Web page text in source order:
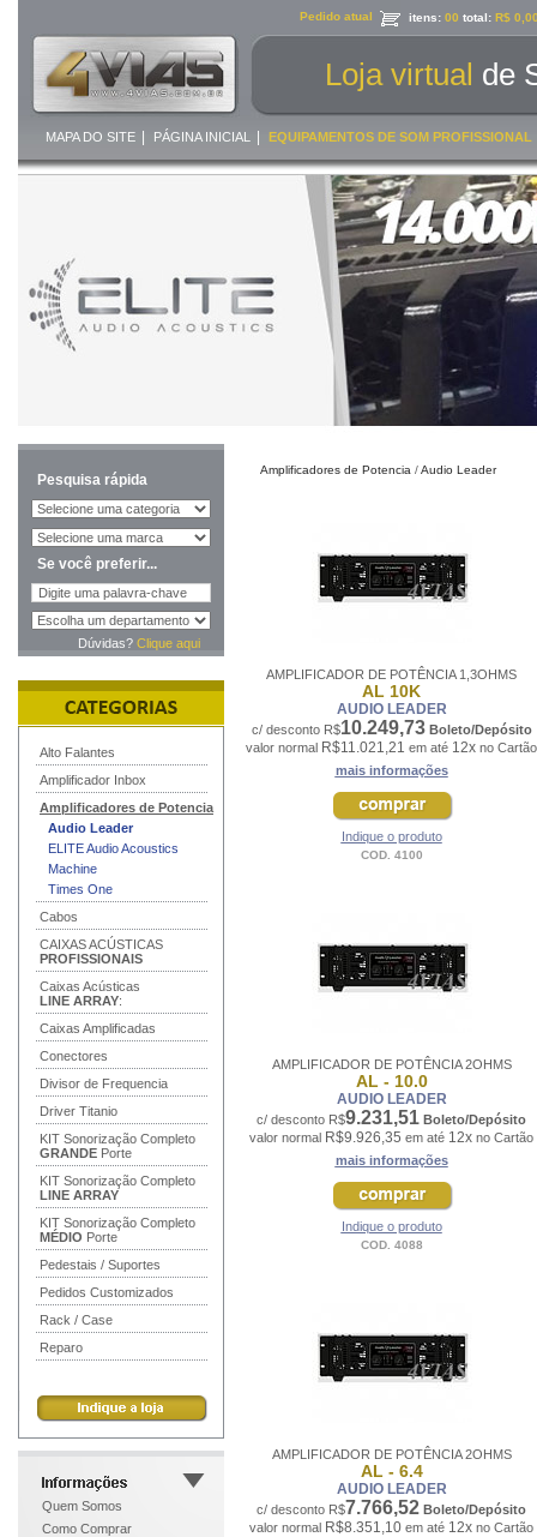
Pedido atual itens: 00 total: R$
Loja virtual de
MAPA DO SITE PÁGINA INICIAL EQUIPAMENTOS DE SOM PROFISSIONAL
Pesquisa rápida
Se você preferir...
Dúvidas? Clique aqui
Alto Falantes
Amplificador Inbox
Amplificadores de Potencia
Audio Leader
ELITE Audio Acoustics
Machine
Times One
Cabos
CAIXAS ACÚSTICAS
PROFISSIONAIS
Caixas Acústicas
LINE ARRAY:
Caixas Amplificadas
Conectores
Divisor de Frequencia
Driver Titanio
KIT Sonorização Completo
GRANDE Porte
KIT Sonorização Completo
LINE ARRAY
KIT Sonorização Completo
MÉDIO Porte
Pedestais / Suportes
Pedidos Customizados
Rack / Case
Reparo
Quem Somos
Como Comprar
Amplificadores de Potencia /Audio Leader
AMPLIFICADOR DE POTÊNCIA 1,3OHMS
AL 10K
AUDIO LEADER
c/ desconto R$10.249,73 Boleto/Depósito
valor normal R$11.021,21 em até 12x no Cartão
mais informações
Indique o produto
COD. 4100
AMPLIFICADOR DE POTÊNCIA 2OHMS
AL - 10.0
AUDIO LEADER
c/ desconto R$9.231,51 Boleto/Depósito
valor normal R$9.926,35 em até 12x no Cartão
mais informações
Indique o produto
COD. 4088
AMPLIFICADOR DE POTÊNCIA 2OHMS
AL - 6.4
AUDIO LEADER
c/ desconto R$7.766,52 Boleto/Depósito
valor normal R$8.351,10 em até 12x no Cartão